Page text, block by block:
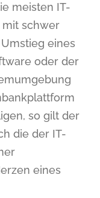
meisten IT-
schwer
eines
oder der
so gilt der
die der IT-
eines